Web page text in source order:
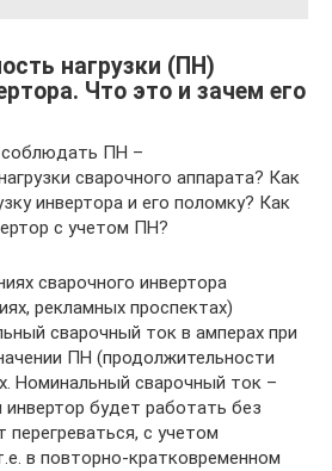
нагрузки (ПН)
Что это и зачем его
соблюдать ПН –
сварочного аппарата? Как
инвертора и его поломку? Как
с учетом ПН?
сварочного инвертора
рекламных проспектах)
сварочный ток в амперах при
ПН (продолжительности
Номинальный сварочный ток –
будет работать без
перегреваться, с учетом
в повторно-кратковременном